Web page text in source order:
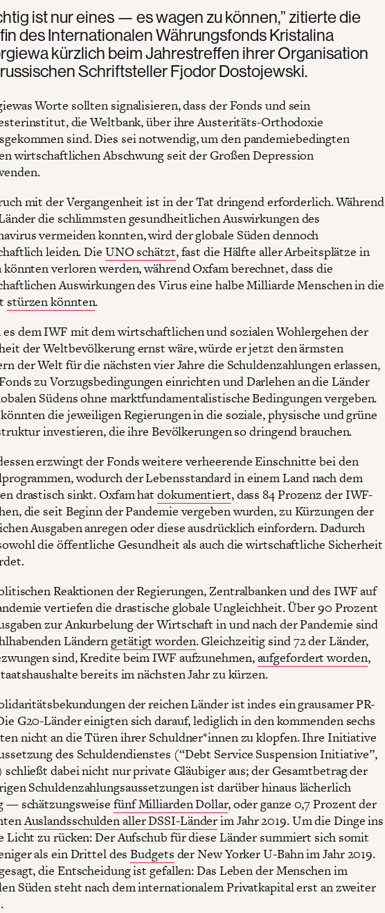
ist nur eines — es wagen zu können,” zitierte die
des Internationalen Währungsfonds Kristalina
kürzlich beim Jahrestreffen ihrer Organisation
Schriftsteller Fjodor Dostojewski.
Worte sollten signalisieren, dass der Fonds und sein
die Weltbank, über ihre Austeritäts-Orthodoxie
sind. Dies sei notwendig, um den pandemiebedingten
wirtschaftlichen Abschwung seit der Großen Depression
mit der Vergangenheit ist in der Tat dringend erforderlich. Während
die schlimmsten gesundheitlichen Auswirkungen des
vermeiden konnten, wird der globale Süden dennoch
leiden. DieUNO schätzt, fast die Hälfte aller Arbeitsplätze in
verloren werden, während Oxfam berechnet, dass die
Auswirkungen des Virus eine halbe Milliarde Menschen in die
stürzen könnten.
es dem IWF mit dem wirtschaftlichen und sozialen Wohlergehen der
der Weltbevölkerung ernst wäre, würde er jetzt den ärmsten
der Welt für die nächsten vier Jahre die Schuldenzahlungen erlassen,
zu Vorzugsbedingungen einrichten und Darlehen an die Länder
Südens ohne marktfundamentalistische Bedingungen vergeben.
die jeweiligen Regierungen in die soziale, physische und grüne
investieren, die ihre Bevölkerungen so dringend brauchen.
erzwingt der Fonds weitere verheerende Einschnitte bei den
wodurch der Lebensstandard in einem Land nach dem
drastisch sinkt. Oxfam hat dokumentiert, dass 84 Prozenz der IWF-
die seit Beginn der Pandemie vergeben wurden, zu Kürzungen der
Ausgaben anregen oder diese ausdrücklich einfordern. Dadurch
die öffentliche Gesundheit als auch die wirtschaftliche Sicherheit
Reaktionen der Regierungen, Zentralbanken und des IWF auf
vertiefen die drastische globale Ungleichheit. Über 90 Prozent
zur Ankurbelung der Wirtschaft in und nach der Pandemie sind
Länderngetätigt worden. Gleichzeitig sind 72 der Länder,
sind, Kredite beim IWF aufzunehmen,aufgefordert worden,
bereits im nächsten Jahr zu kürzen.
der reichen Länder ist indes ein grausamer PR-
G20-Länder einigten sich darauf, lediglich in den kommenden sechs
nicht an die Türen ihrer Schuldner*innen zu klopfen. Ihre Initiative
des Schuldendienstes (“Debt Service Suspension Initiative”,
schließt dabei nicht nur private Gläubiger aus; der Gesamtbetrag der
Schuldenzahlungsaussetzungen ist darüber hinaus lächerlich
— schätzungsweise fünf Milliarden Dollar, oder ganze 0,7 Prozent der
Auslandsschulden aller DSSI-Länderim Jahr 2019. Um die Dinge ins
Licht zu rücken: Der Aufschub für diese Länder summiert sich somit
als ein Drittel desBudgets der New Yorker U-Bahn im Jahr 2019.
die Entscheidung ist gefallen: Das Leben der Menschen im
Süden steht nach dem internationalem Privatkapital erst an zweiter